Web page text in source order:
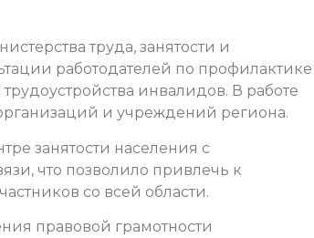
труда, занятости и
работодателей по профилактике
инвалидов. В работе
и учреждений региона.
занятости населения с
что позволило привлечь к
со всей области.
правовой грамотности